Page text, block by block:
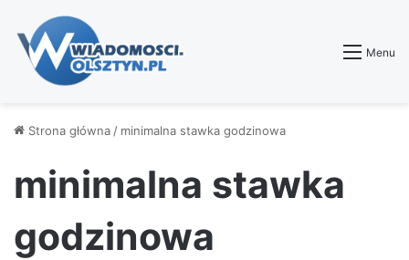
Menu
Strona główna / minimalna stawka godzinowa
minimalna stawka
godzinowa